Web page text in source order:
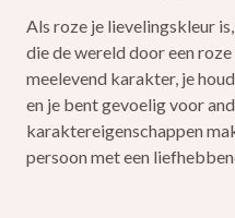
Als roze je lievelingskleur
die de wereld door een
meelevend karakter, je
en je bent gevoelig voor
karaktereigenschappen
persoon met een